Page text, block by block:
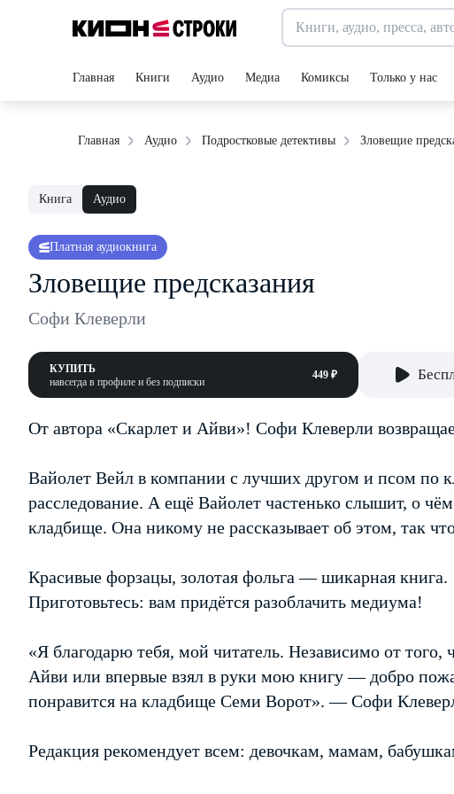
Главная Книги Аудио Медиа Комиксы Только у нас
Главная Аудио Подростковые детективы Зловещие
Книга Аудио
Платная аудиокнига
Зловещие предсказания
Софи Клеверли
КУПИТЬ
навсегда в профиле и без подписки
449 ₽
От автора «Скарлет и Айви»! Софи Клеверли
Вайолет Вейл в компании с лучших другом и псом по
расследование. А ещё Вайолет частенько слышит, о
кладбище. Она никому не рассказывает об этом, так
Красивые форзацы, золотая фольга — шикарная книга.
Приготовьтесь: вам придётся разоблачить медиума!
«Я благодарю тебя, мой читатель. Независимо от
Айви или впервые взял в руки мою книгу — добро
понравится на кладбище Семи Ворот». — Софи
Редакция рекомендует всем: девочкам, мамам,